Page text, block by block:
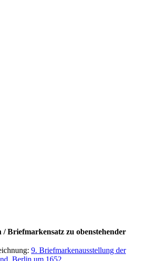
Briefmarkensatz zu obenstehender
9. Briefmarkenausstellung der
Berlin um 1652